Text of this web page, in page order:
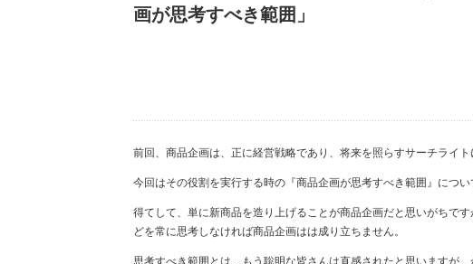
画が思考すべき範囲」
前回、商品企画は、正に経営戦略であり、将来を照らすサーチライ
今回はその役割を実行する時の『商品企画が思考すべき範囲』につい
得てして、単に新商品を造り上げることが商品企画だと思いがちで
どを常に思考しなければ商品企画はは成り立ちません。
思考すべき範囲とは…もう聡明な皆さんは直感されたと思いますが、